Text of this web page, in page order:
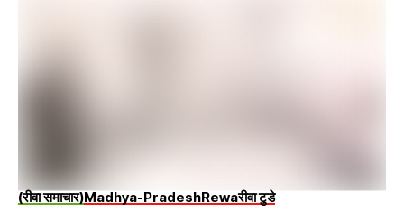
(रीवा समाचार)Madhya-PradeshRewaरीवा टुडे